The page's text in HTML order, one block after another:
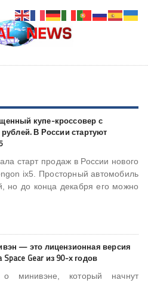
купе-кроссовер с
В России стартуют
старт продаж в России нового
ix5. Просторный автомобиль
но до конца декабря его можно
— это лицензионная версия
Gear из 90-х годов
о минивэне, который начнут